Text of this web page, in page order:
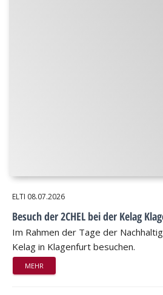
ELTI 08.07.2026
Besuch der 2CHEL bei der Kelag
Im Rahmen der Tage der
Kelag in Klagenfurt besuchen.
MEHR